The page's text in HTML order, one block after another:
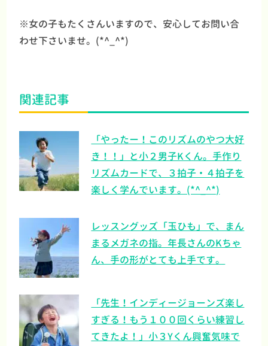
※女の子もたくさんいますので、安心してお問い合
わせ下さいませ。(*^_^*)
関連記事
「やったー！このリズムのやつ大好
き！！」と小２男子Kくん。手作り
リズムカードで、３拍子・４拍子を
楽しく学んでいます。(*^_^*)
レッスングッズ「玉ひも」で、まん
まるメガネの指。年長さんのKちゃ
ん、手の形がとても上手です。
「先生！インディージョーンズ楽し
すぎる！もう１００回くらい練習し
てきたよ！」小３Yくん興奮気味で